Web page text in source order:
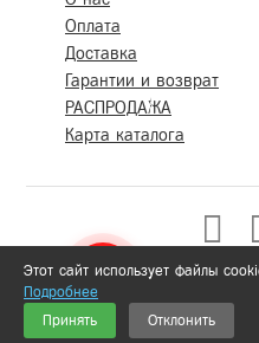
Оплата
Доставка
Гарантии и возврат
РАСПРОДАЖА
Карта каталога
Этот сайт использует файлы
Подробнее
Принять
Отклонить